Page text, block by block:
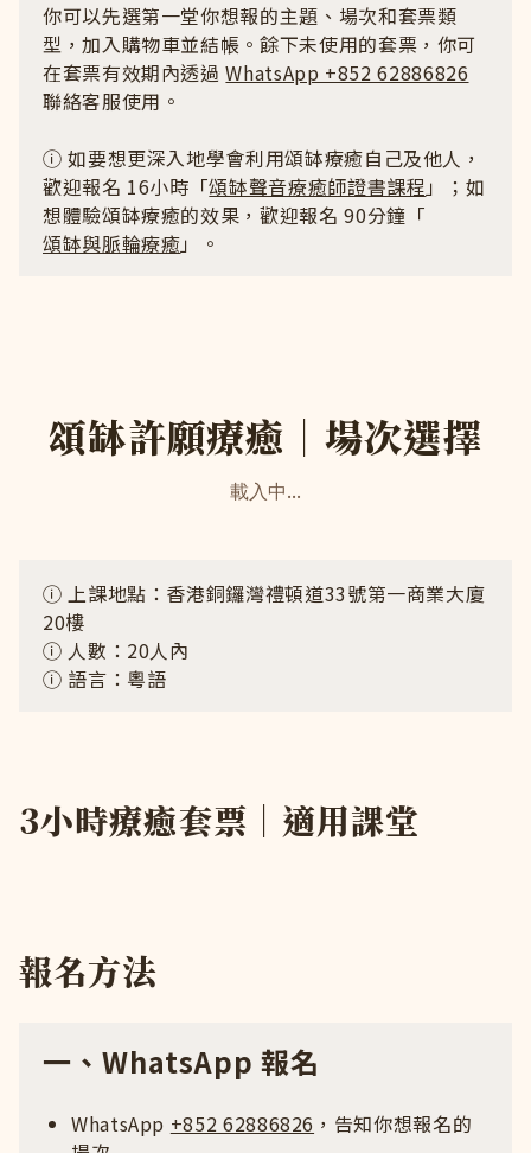
你可以先選第一堂你想報的主題、場次和套票類
型，加入購物車並結帳。餘下未使用的套票，你可
在套票有效期內透過WhatsApp +852 62886826
聯絡客服使用。
ⓘ 如要想更深入地學會利用頌缽療癒自己及他人，
歡迎報名 16小時「頌缽聲音療癒師證書課程 」；如
想體驗頌缽療癒的效果，歡迎報名 90分鐘「
頌缽與脈輪療癒」。
頌缽許願療癒｜場次選擇
載入中...
ⓘ 上課地點：香港銅鑼灣禮頓道33號第一商業大廈
20樓
ⓘ 人數：20人內
ⓘ 語言：粵語
3小時療癒套票｜適用課堂
報名方法
一、WhatsApp 報名
WhatsApp +852 62886826 ，告知你想報名的